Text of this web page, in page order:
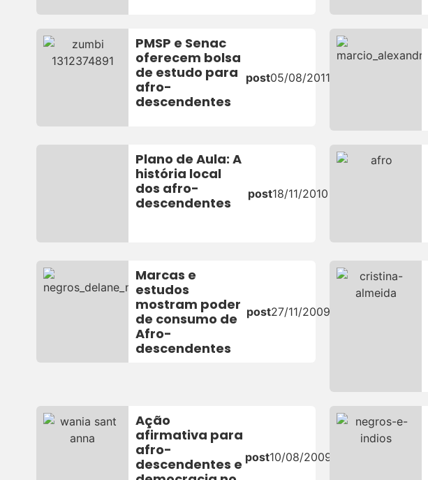
PMSP e Senac
oferecem bolsa
de estudo para
afro-
descendentes
post05/08/2011
Plano de Aula: A
história local
dos afro-
descendentes
post18/11/2010
Marcas e
estudos
mostram poder
de consumo de
Afro-
descendentes
post27/11/2009
Ação
afirmativa para
afro-
descendentes e post10/08/2009